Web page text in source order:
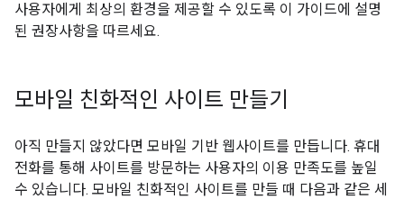
사용자에게 최상의 환경을 제공할 수 있도록 이 가이드에 설명
된 권장사항을 따르세요.
모바일 친화적인 사이트 만들기
아직 만들지 않았다면 모바일 기반 웹사이트를 만듭니다. 휴대
전화를 통해 사이트를 방문하는 사용자의 이용 만족도를 높일
수 있습니다. 모바일 친화적인 사이트를 만들 때 다음과 같은 세